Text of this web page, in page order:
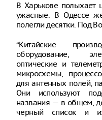
В Харькове полыхает
ужасные. В Одессе
полегли десятки. Под
“Китайские
оборудование,
оптические и
микросхемы,
для антенных полей,
Они используют
названия — в общем,
черный список и